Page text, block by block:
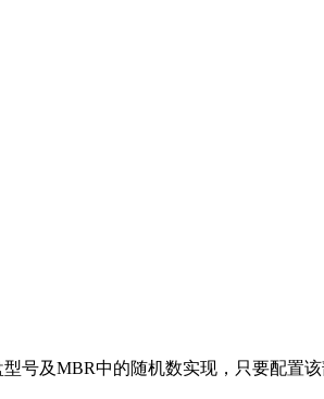
号及MBR中的随机数实现，只要配置